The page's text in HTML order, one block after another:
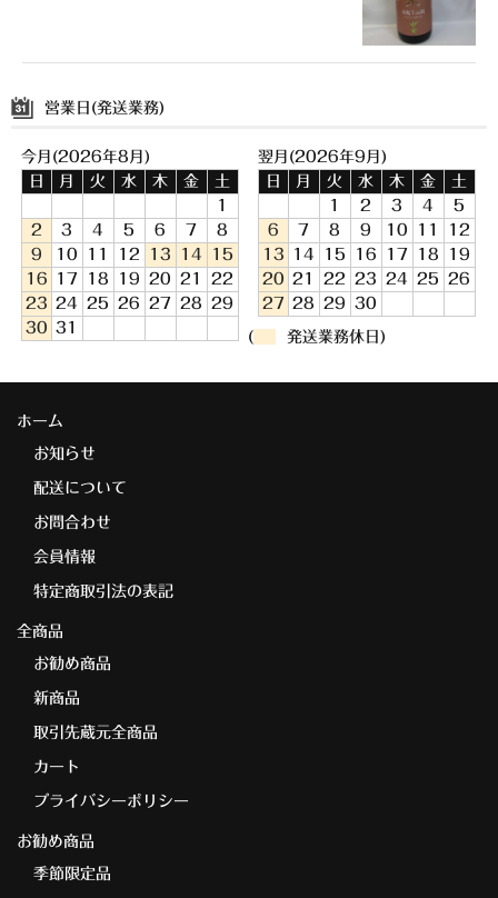
営業日(発送業務)
今月(2026年8月)
日
月 火 水 木 金
土
1
2
3 4 5 6 7
8
9
10 11 12 13 14
15
16
17 18 19 20 21
22
23 24 25 26 27 28
29
30 31
翌月(2026年9月)
日
月 火 水 木 金
土
1
2 3 4
5
6
7 8 9 10 11
12
13
14 15 16 17 18
19
20 21 22 23 24 25
26
27 28 29 30
( 発送業務休日)
ホーム
お知らせ
配送について
お問合わせ
会員情報
特定商取引法の表記
全商品
お勧め商品
新商品
取引先蔵元全商品
カート
プライバシーポリシー
お勧め商品
季節限定品